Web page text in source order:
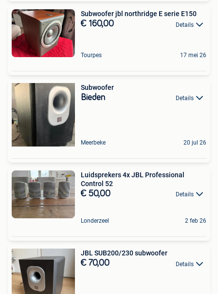
Subwoofer jbl northridge E serie E150
€ 160,00 Details
Tourpes 17 mei 26
Subwoofer
Bieden Details
Meerbeke 20 jul 26
Luidsprekers 4x JBL Professional
Control 52
€ 50,00 Details
Londerzeel 2 feb 26
JBL SUB200/230 subwoofer
€ 70,00 Details